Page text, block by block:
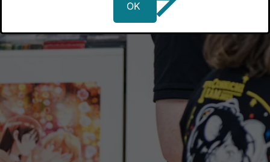
OK